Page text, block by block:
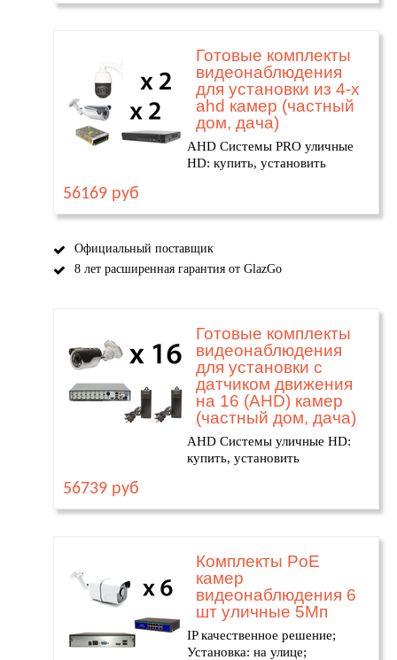
Готовые комплекты
видеонаблюдения
для установки из 4-х
ahd камер (частный
дом, дача)
AHD Системы PRO уличные
HD: купить, установить
56169 руб
Официальный поставщик
8 лет расширенная гарантия от GlazGo
Готовые комплекты
видеонаблюдения
для установки с
датчиком движения
на 16 (AHD) камер
(частный дом, дача)
AHD Системы уличные HD:
купить, установить
56739 руб
Комплекты PoE
камер
видеонаблюдения 6
шт уличные 5Мп
IP качественное решение;
Установка: на улице;